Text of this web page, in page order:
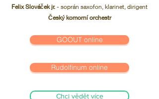
Felix Slováček jr. - soprán saxofon, klarinet, dirigent
Český komorní orchestr
GOOUT online
Rudolfinum online
Chci vědět více